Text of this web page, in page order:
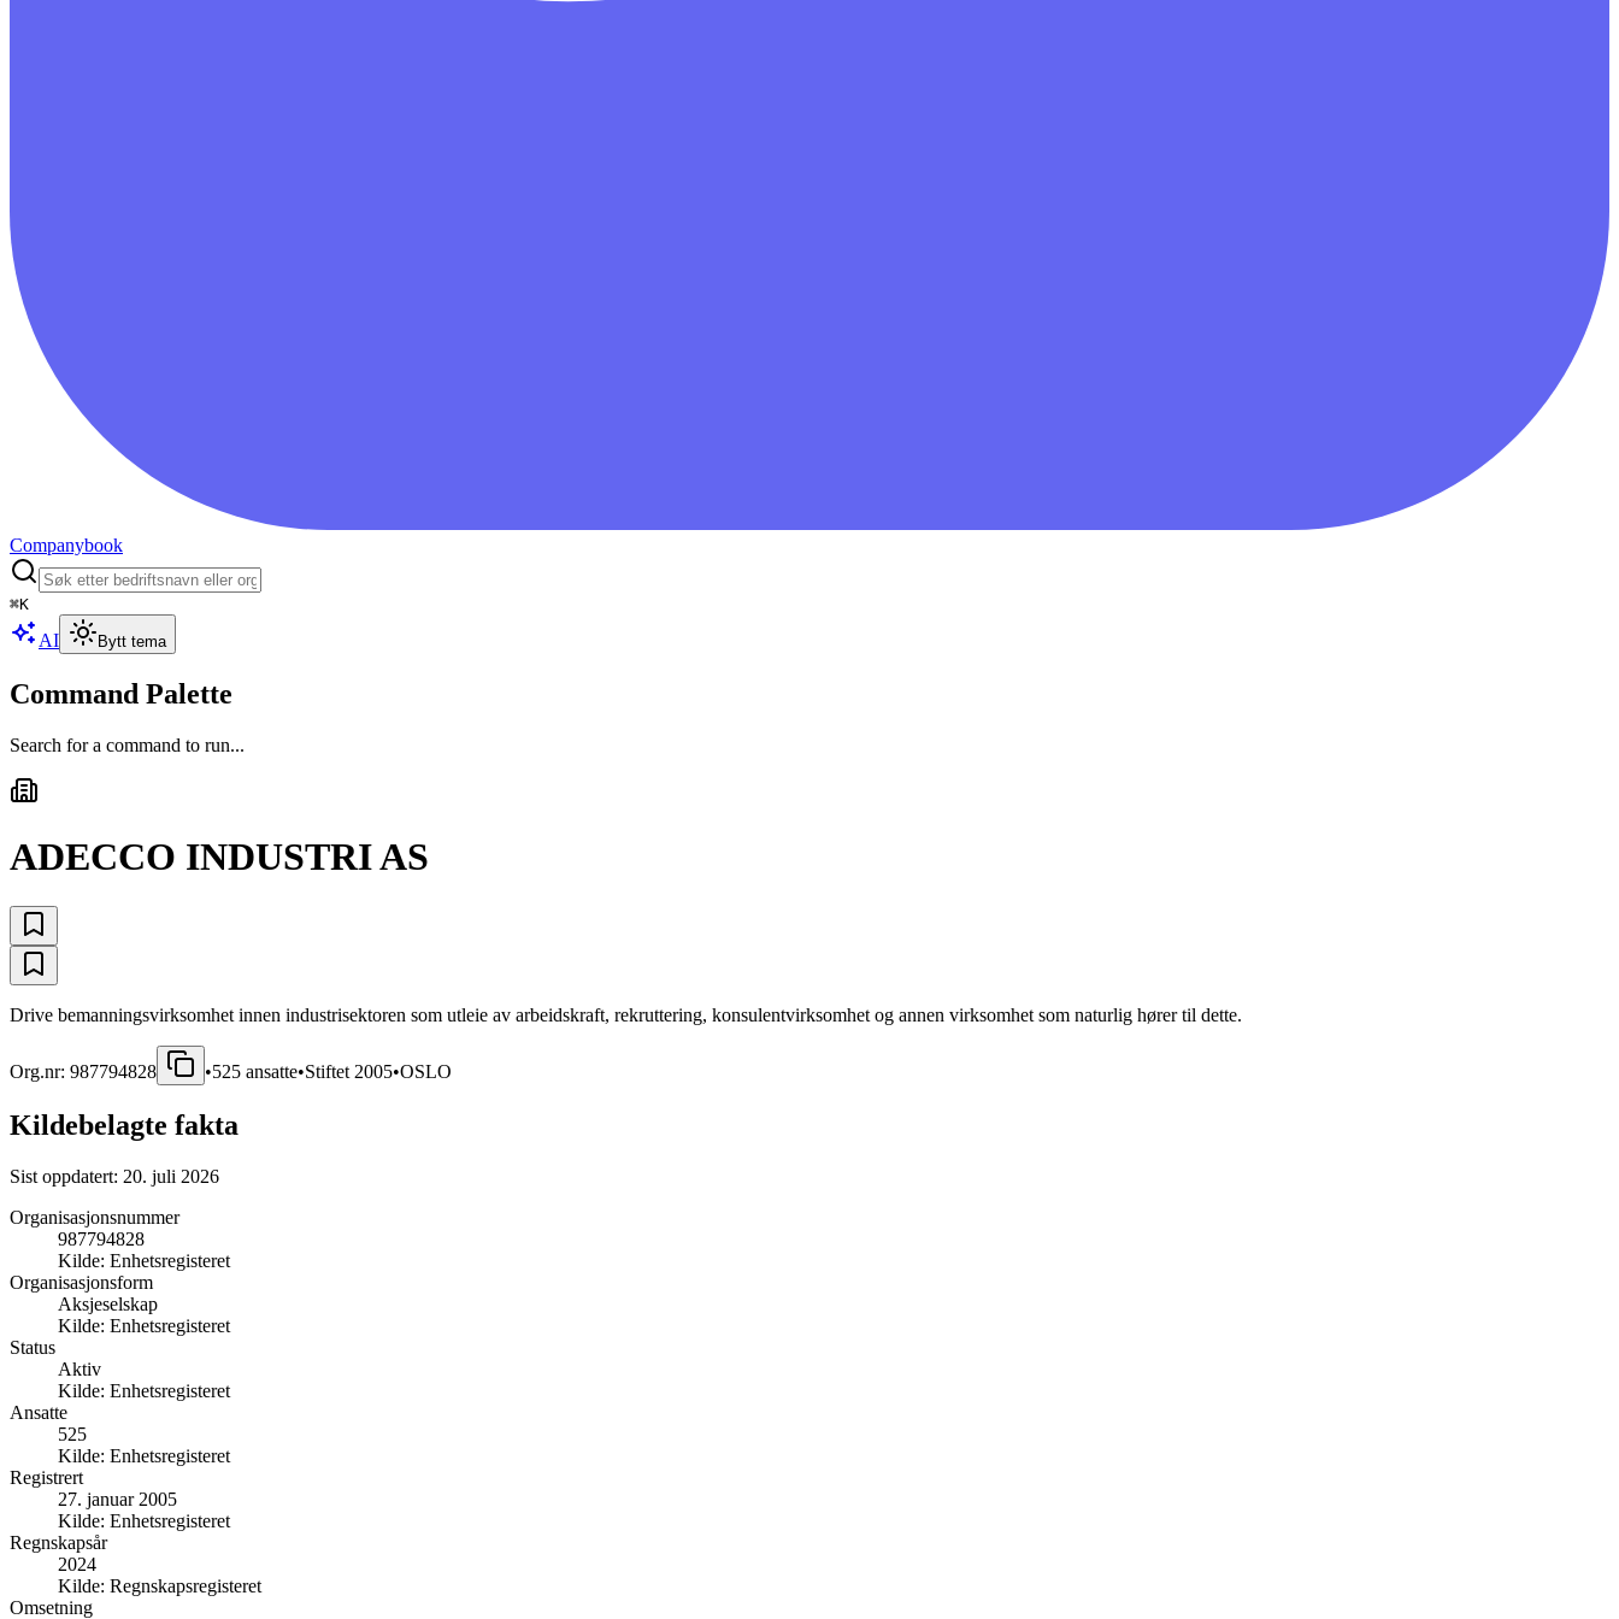
Companybook
⌘K
AI Bytt tema
Command Palette
Search for a command to run...
ADECCO INDUSTRI AS
Drive bemanningsvirksomhet innen industrisektoren som utleie av arbeidskraft, rekruttering, konsulentvirksomhet og annen virksomhet som naturlig hører til dette.
Org.nr: 987794828 •525 ansatte•Stiftet 2005•OSLO
Kildebelagte fakta
Sist oppdatert: 20. juli 2026
Organisasjonsnummer
987794828
Kilde: Enhetsregisteret
Organisasjonsform
Aksjeselskap
Kilde: Enhetsregisteret
Status
Aktiv
Kilde: Enhetsregisteret
Ansatte
525
Kilde: Enhetsregisteret
Registrert
27. januar 2005
Kilde: Enhetsregisteret
Regnskapsår
2024
Kilde: Regnskapsregisteret
Omsetning